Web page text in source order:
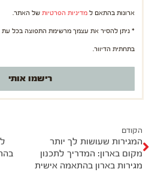
ארונות בהתאם ל מדיניות הפרטיות של האתר.
* ניתן להסיר את עצמך מרשימת התפוצה בכל
בתחתית הדיוור.
רישמו אותי
ד
הקודם
המגירות שעושות לך יותר
מקום בארון: המדריך לתכנון
מגירות בארון בהתאמה אישית